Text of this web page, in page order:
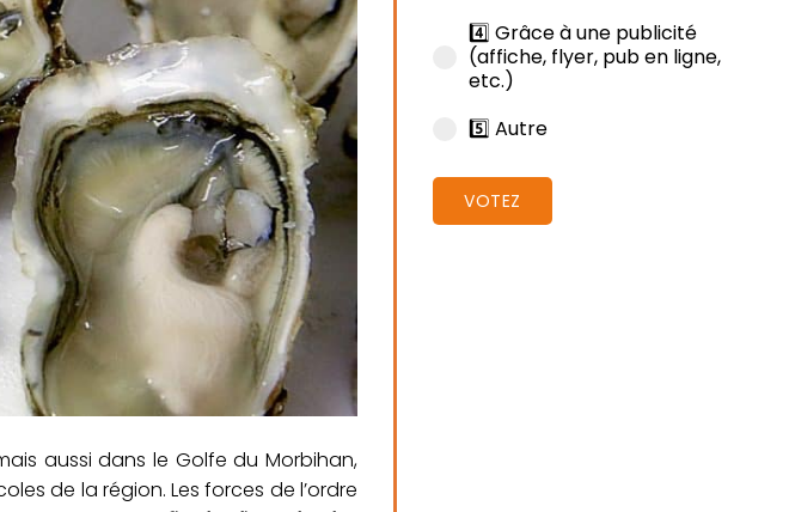
aussi dans le Golfe du Morbihan,
de la région. Les forces de l’ordre
4️⃣ Grâce à une publicité
(affiche, flyer, pub en ligne,
etc.)
5️⃣ Autre
VOTEZ